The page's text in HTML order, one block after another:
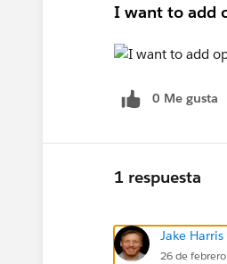
I want to add
0 Me gusta
1 respuesta
Jake
26 de